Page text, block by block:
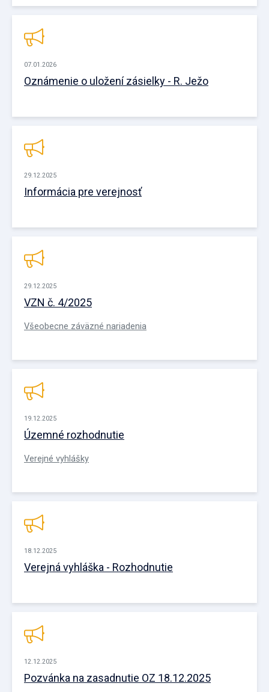
07.01.2026
Oznámenie o uložení zásielky - R. Ježo
29.12.2025
Informácia pre verejnosť
29.12.2025
VZN č. 4/2025
Všeobecne záväzné nariadenia
19.12.2025
Územné rozhodnutie
Verejné vyhlášky
18.12.2025
Verejná vyhláška - Rozhodnutie
12.12.2025
Pozvánka na zasadnutie OZ 18.12.2025